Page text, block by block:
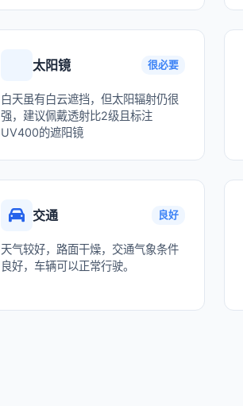
太阳镜 很必要
白天虽有白云遮挡，但太阳辐射仍很
强，建议佩戴透射比2级且标注
UV400的遮阳镜
交通 良好
天气较好，路面干燥，交通气象条件
良好，车辆可以正常行驶。